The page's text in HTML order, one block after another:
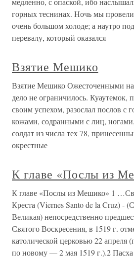
горных теснинах. Ночь мы
очень большом холоде; а наутро
перевалу, который оказался
Взятие Мешико
Взятие Мешико Ожесточенными
дело не ограничилось. Куаутемок,
своим успехом, разослал послов с
кожами, содранными с лиц,
солдат из числа тех 78,
окрестные
К главе «Послы из
К главе «Послы из Мешико» 1
Креста (Viernes Santo de la Cruz) -
Великая) непосредственно
Святого Воскресения, в 1519 г.
католической церковью 22 апреля
по новому — 2 мая 1519 г.).2 Пасха